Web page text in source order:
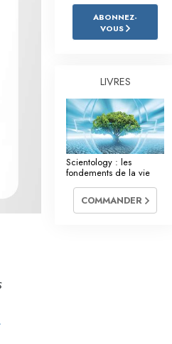
L’échelle des tons émotionnels
Réponses aux drogues
L’éthique et les conditions
La raison de l’oppression
Les investigations
Les fondements de l’organisation
ABONNEZ-
VOUS
LIVRES
Scientology : les
fondements de la vie
COMMANDER